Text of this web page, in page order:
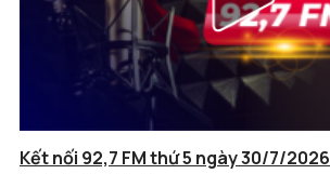
Kết nối 92,7 FM thứ 5 ngày 30/7/2026